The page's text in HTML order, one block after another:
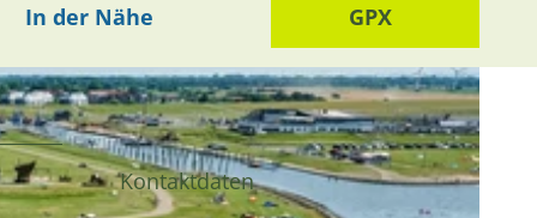
In der Nähe GPX
Kontaktdaten